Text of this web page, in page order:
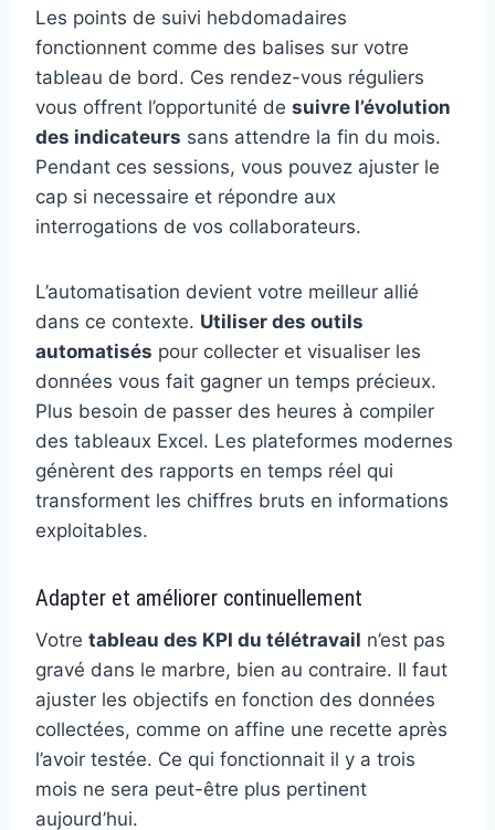
Les points de suivi hebdomadaires
fonctionnent comme des balises sur votre
tableau de bord. Ces rendez-vous réguliers
vous offrent l’opportunité de suivre l’évolution
des indicateurs sans attendre la fin du mois.
Pendant ces sessions, vous pouvez ajuster le
cap si necessaire et répondre aux
interrogations de vos collaborateurs.
L’automatisation devient votre meilleur allié
dans ce contexte. Utiliser des outils
automatisés pour collecter et visualiser les
données vous fait gagner un temps précieux.
Plus besoin de passer des heures à compiler
des tableaux Excel. Les plateformes modernes
génèrent des rapports en temps réel qui
transforment les chiffres bruts en informations
exploitables.
Adapter et améliorer continuellement
Votre tableau des KPI du télétravail n’est pas
gravé dans le marbre, bien au contraire. Il faut
ajuster les objectifs en fonction des données
collectées, comme on affine une recette après
l’avoir testée. Ce qui fonctionnait il y a trois
mois ne sera peut-être plus pertinent
aujourd’hui.